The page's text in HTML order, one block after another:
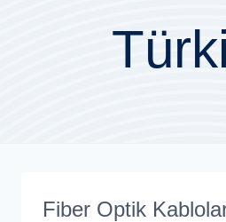
Fiber Optik